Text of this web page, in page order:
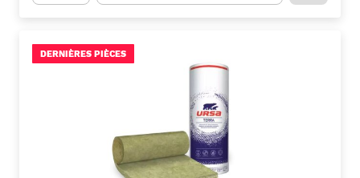
DERNIÈRES PIÈCES